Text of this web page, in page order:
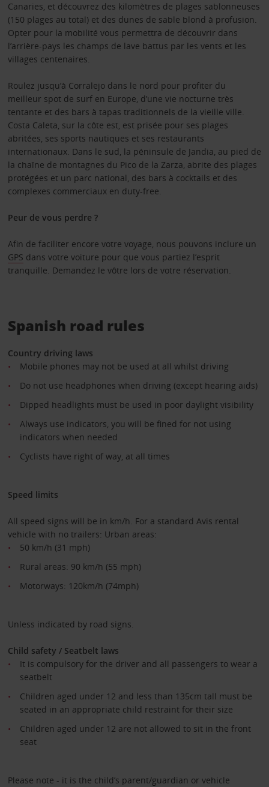
Canaries, et découvrez des kilomètres de plages sablonneuses
(150 plages au total) et des dunes de sable blond à profusion.
Opter pour la mobilité vous permettra de découvrir dans
l’arrière-pays les champs de lave battus par les vents et les
villages centenaires.
Roulez jusqu’à Corralejo dans le nord pour profiter du
meilleur spot de surf en Europe, d’une vie nocturne très
tentante et des bars à tapas traditionnels de la vieille ville.
Costa Caleta, sur la côte est, est prisée pour ses plages
abritées, ses sports nautiques et ses restaurants
internationaux. Dans le sud, la péninsule de Jandia, au pied de
la chaîne de montagnes du Pico de la Zarza, abrite des plages
protégées et un parc national, des bars à cocktails et des
complexes commerciaux en duty-free.
Peur de vous perdre ?
Afin de faciliter encore votre voyage, nous pouvons inclure un
GPS dans votre voiture pour que vous partiez l’esprit
tranquille. Demandez le vôtre lors de votre réservation.
Spanish road rules
Country driving laws
Mobile phones may not be used at all whilst driving
Do not use headphones when driving (except hearing aids)
Dipped headlights must be used in poor daylight visibility
Always use indicators, you will be fined for not using
indicators when needed
Cyclists have right of way, at all times
Speed limits
All speed signs will be in km/h. For a standard Avis rental
vehicle with no trailers: Urban areas:
50 km/h (31 mph)
Rural areas: 90 km/h (55 mph)
Motorways: 120km/h (74mph)
Unless indicated by road signs.
Child safety / Seatbelt laws
It is compulsory for the driver and all passengers to wear a
seatbelt
Children aged under 12 and less than 135cm tall must be
seated in an appropriate child restraint for their size
Children aged under 12 are not allowed to sit in the front
seat
Please note - it is the child’s parent/guardian or vehicle